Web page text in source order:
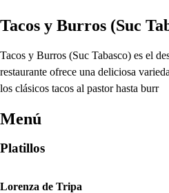
Tacos y Burros (Suc
Tacos y Burros (Suc Tabasco) es el
restaurante ofrece una deliciosa
los clásicos tacos al pastor hasta burr
Menú
Platillos
Lorenza de Tripa